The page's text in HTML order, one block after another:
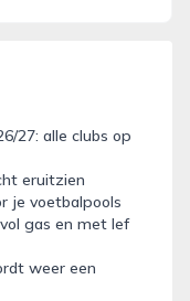
27: alle clubs op
eruitzien
je voetbalpools
gas en met lef
weer een